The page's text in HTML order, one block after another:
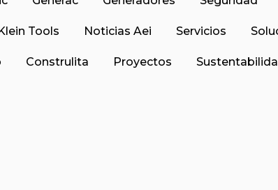
Tools Noticias Aei Servicios
Construlita Proyectos